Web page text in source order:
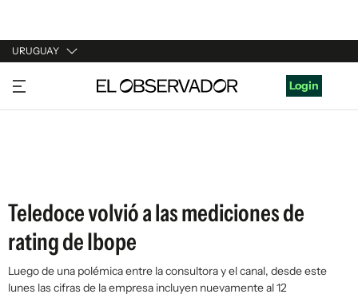
URUGUAY
URUGUAY
ARGENTINA
Login
Teledoce volvió a las mediciones de
rating de Ibope
Luego de una polémica entre la consultora y el canal, desde este
lunes las cifras de la empresa incluyen nuevamente al 12